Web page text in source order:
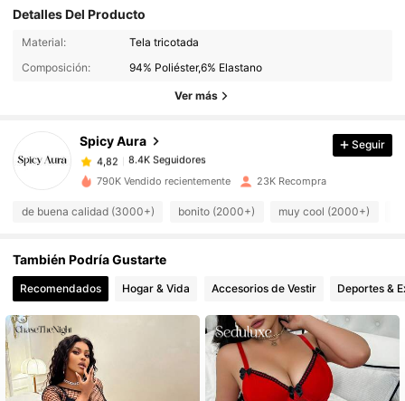
Detalles Del Producto
Material:
Tela tricotada
Composición:
94% Poliéster,6% Elastano
Ver más
Spicy Aura
8.4K Seguidores
8.4K Seguidores
8.4K Seguidores
4,82
4,82 8.4K Seguidores
8.4K Seguidores
4,82 8.4K Seguidores
4,82
4,82
8.4K Seguidores
Seguir
790K Vendido recientemente 23K Recompra
de buena calidad (3000+) bonito (2000+) muy cool (2000+)
También Podría Gustarte
Recomendados Hogar & Vida Accesorios de Vestir Deportes &